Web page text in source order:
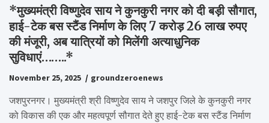
*मुख्यमंत्री विष्णुदेव साय ने कुनकुरी नगर को दी बड़ी सौगात,
हाई-टेक बस स्टैंड निर्माण के लिए 7 करोड़ 26 लाख रुपए
की मंजूरी, अब यात्रियों को मिलेंगी अत्याधुनिक
सुविधाएं……..*
November 25, 2025 groundzeroenews
जशपुरनगर। मुख्यमंत्री श्री विष्णुदेव साय ने जशपुर जिले के कुनकुरी नगर
को विकास की एक और महत्वपूर्ण सौगात देते हुए हाई-टेक बस स्टैंड निर्माण